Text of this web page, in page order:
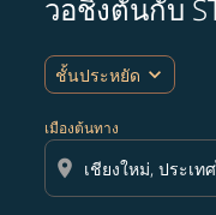
วอชิงตันกับ
ชั้นประหยัด expand_more
เมืองต้นทาง
location_on